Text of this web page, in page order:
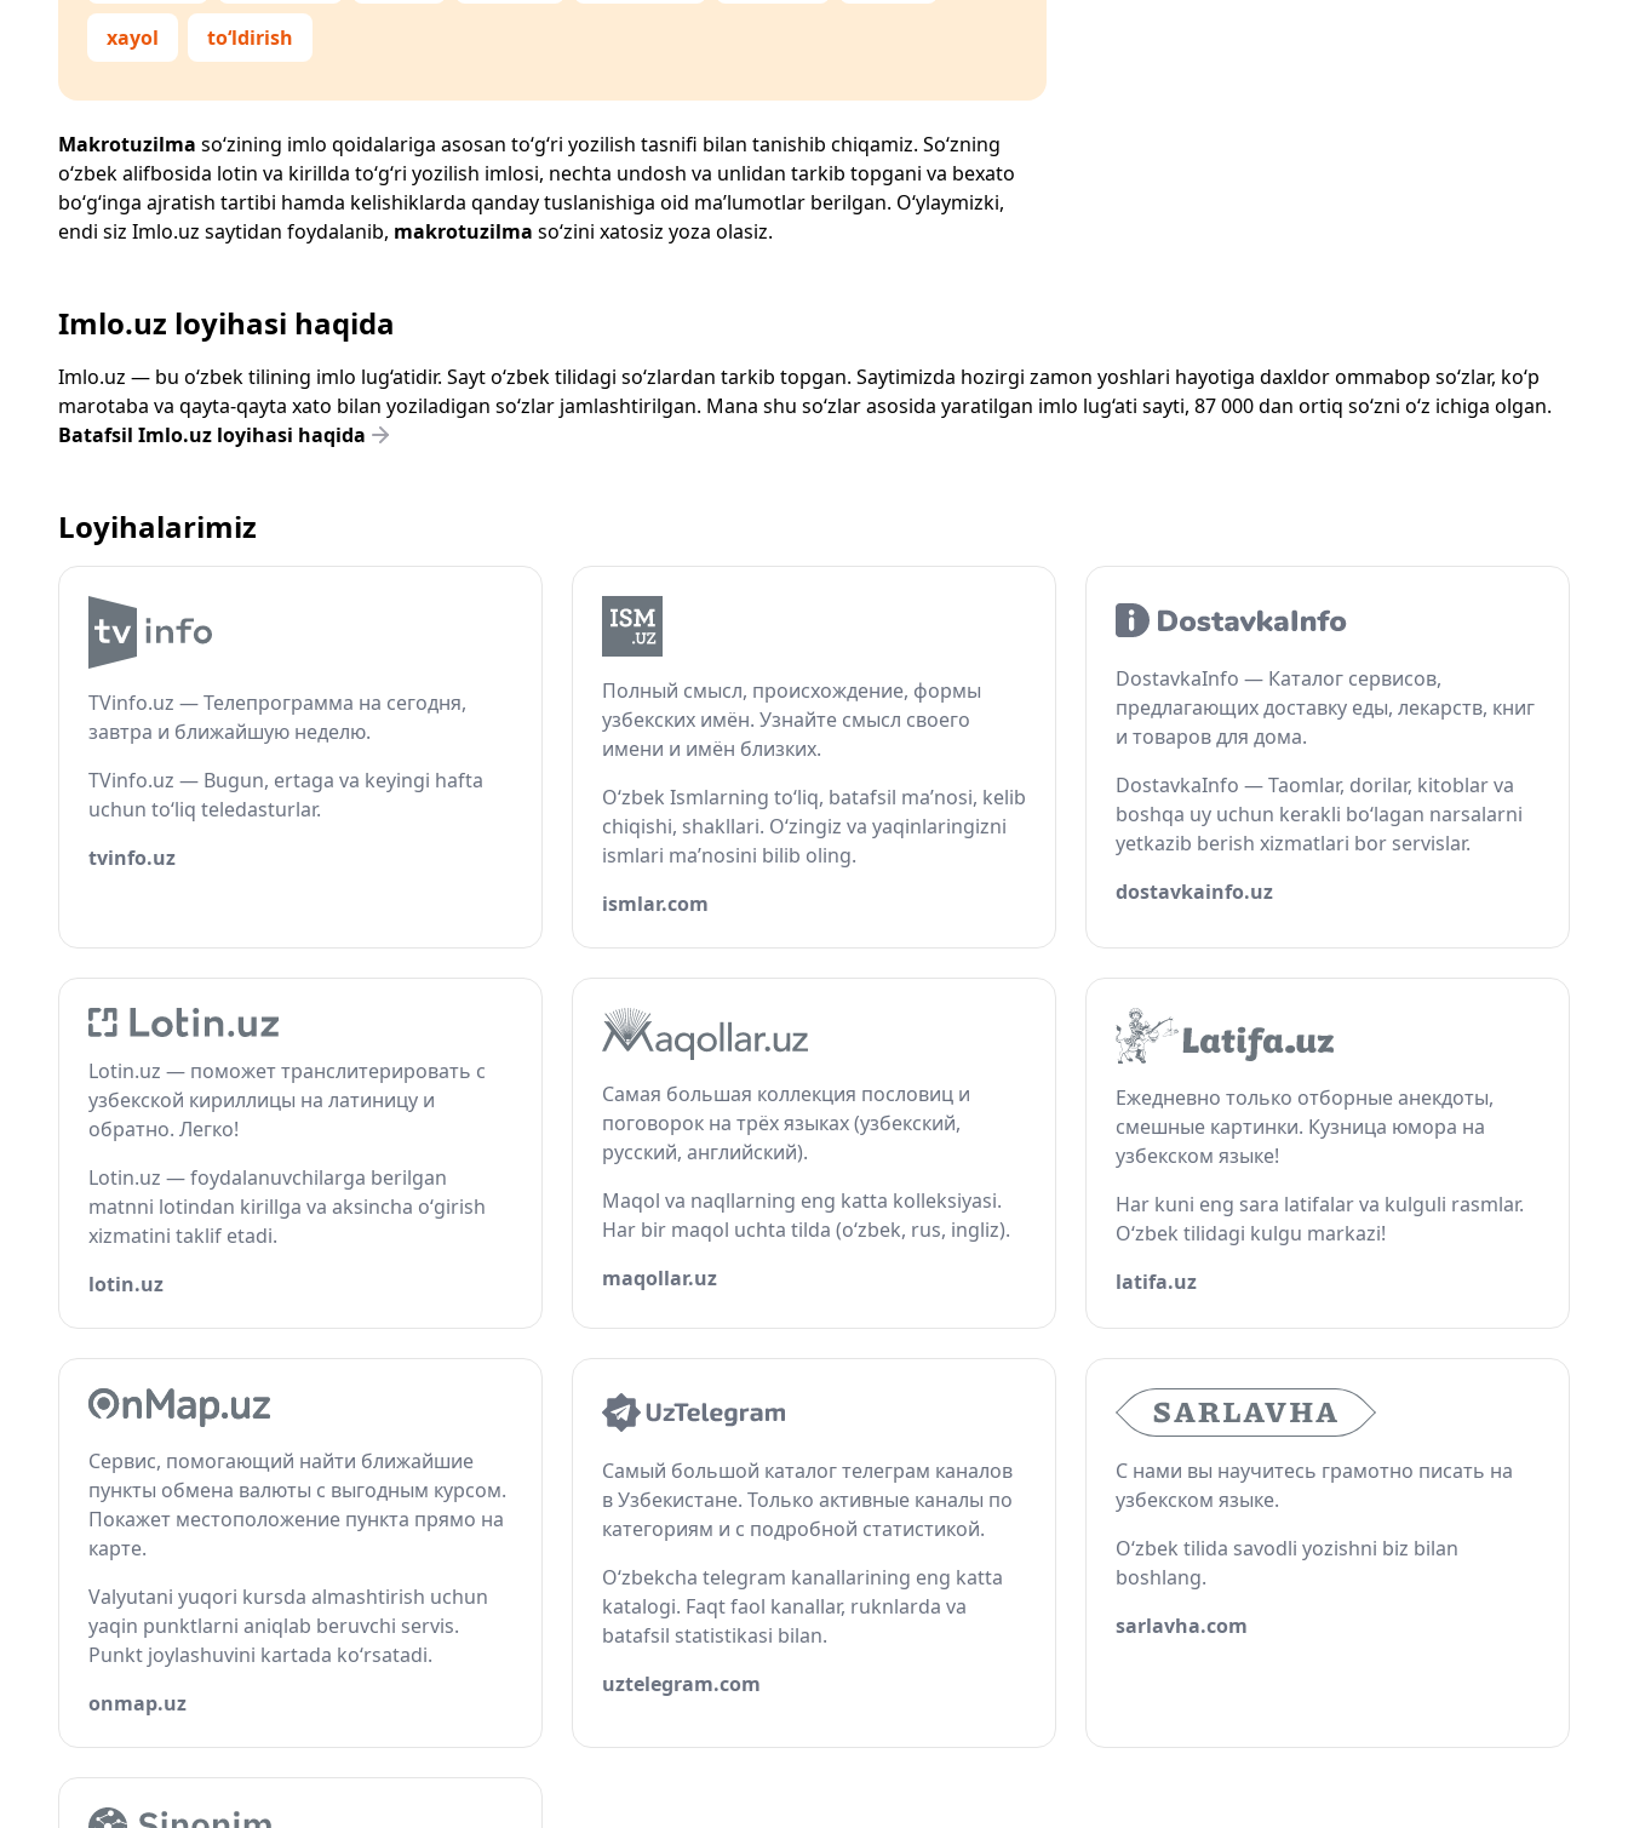
xayol to‘ldirish
Makrotuzilma so‘zining imlo qoidalariga asosan to‘g‘ri yozilish tasnifi bilan tanishib chiqamiz. So‘zning
o‘zbek alifbosida lotin va kirillda to‘g‘ri yozilish imlosi, nechta undosh va unlidan tarkib topgani va bexato
bo‘g‘inga ajratish tartibi hamda kelishiklarda qanday tuslanishiga oid ma’lumotlar berilgan. O‘ylaymizki,
endi siz Imlo.uz saytidan foydalanib, makrotuzilma so‘zini xatosiz yoza olasiz.
Imlo.uz loyihasi haqida
Imlo.uz — bu o‘zbek tilining imlo lug‘atidir. Sayt o‘zbek tilidagi so‘zlardan tarkib topgan. Saytimizda hozirgi zamon yoshlari hayotiga daxldor ommabop so‘zlar, ko‘p
marotaba va qayta-qayta xato bilan yoziladigan so‘zlar jamlashtirilgan. Mana shu so‘zlar asosida yaratilgan imlo lug‘ati sayti, 87 000 dan ortiq so‘zni o‘z ichiga olgan.
Batafsil Imlo.uz loyihasi haqida
Loyihalarimiz
TVinfo.uz — Телепрограмма на сегодня,
завтра и ближайшую неделю.
TVinfo.uz — Bugun, ertaga va keyingi hafta
uchun to‘liq teledasturlar.
tvinfo.uz
Полный смысл, происхождение, формы
узбекских имён. Узнайте смысл своего
имени и имён близких.
O‘zbek Ismlarning to‘liq, batafsil ma’nosi, kelib
chiqishi, shakllari. O‘zingiz va yaqinlaringizni
ismlari ma’nosini bilib oling.
ismlar.com
DostavkaInfo — Каталог сервисов,
предлагающих доставку еды, лекарств, книг
и товаров для дома.
DostavkaInfo — Taomlar, dorilar, kitoblar va
boshqa uy uchun kerakli bo‘lagan narsalarni
yetkazib berish xizmatlari bor servislar.
dostavkainfo.uz
Lotin.uz — поможет транслитерировать с
узбекской кириллицы на латиницу и
обратно. Легко!
Lotin.uz — foydalanuvchilarga berilgan
matnni lotindan kirillga va aksincha o‘girish
xizmatini taklif etadi.
lotin.uz
Самая большая коллекция пословиц и
поговорок на трёх языках (узбекский,
русский, английский).
Maqol va naqllarning eng katta kolleksiyasi.
Har bir maqol uchta tilda (o‘zbek, rus, ingliz).
maqollar.uz
Ежедневно только отборные анекдоты,
смешные картинки. Кузница юмора на
узбекском языке!
Har kuni eng sara latifalar va kulguli rasmlar.
O‘zbek tilidagi kulgu markazi!
latifa.uz
Сервис, помогающий найти ближайшие
пункты обмена валюты с выгодным курсом.
Покажет местоположение пункта прямо на
карте.
Valyutani yuqori kursda almashtirish uchun
yaqin punktlarni aniqlab beruvchi servis.
Punkt joylashuvini kartada ko‘rsatadi.
onmap.uz
Самый большой каталог телеграм каналов
в Узбекистане. Только активные каналы по
категориям и с подробной статистикой.
O‘zbekcha telegram kanallarining eng katta
katalogi. Faqt faol kanallar, ruknlarda va
batafsil statistikasi bilan.
uztelegram.com
С нами вы научитесь грамотно писать на
узбекском языке.
O‘zbek tilida savodli yozishni biz bilan
boshlang.
sarlavha.com